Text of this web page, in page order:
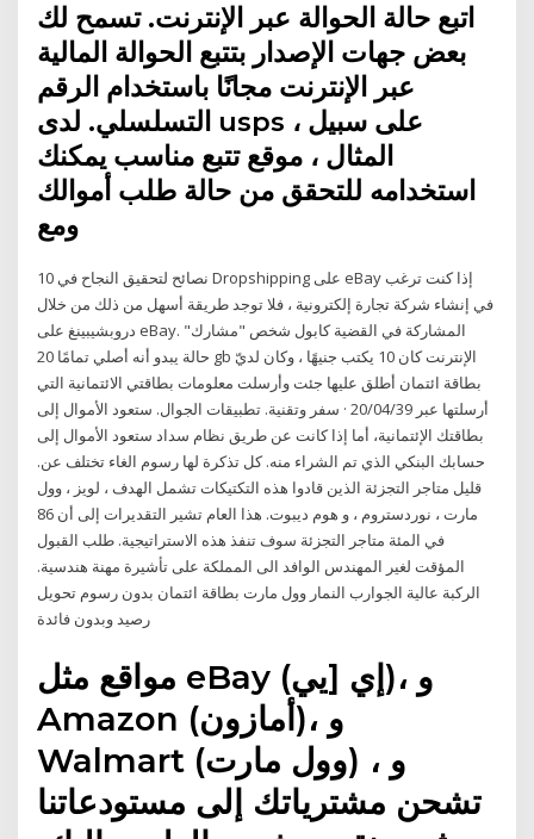
اتبع حالة الحوالة عبر الإنترنت. تسمح لك
بعض جهات الإصدار بتتبع الحوالة المالية
عبر الإنترنت مجانًا باستخدام الرقم
التسلسلي. لدى usps ، على سبيل
المثال ، موقع تتبع مناسب يمكنك
استخدامه للتحقق من حالة طلب أموالك
ومع
10 نصائح لتحقيق النجاح في Dropshipping على eBay إذا كنت ترغب
في إنشاء شركة تجارة إلكترونية ، فلا توجد طريقة أسهل من ذلك من خلال
دروبشيبينغ على eBay. المشاركة في القضية كابول شخص "مشارك"
حالة يبدو أنه أصلي تمامًا 20 gb الإنترنت كان 10 يكتب جنيهًا ، وكان لديّ
بطاقة ائتمان أطلق عليها جئت وأرسلت معلومات بطاقتي الائتمانية التي
أرسلتها عبر 20/04/39 · سفر وتقنية. تطبيقات الجوال. ستعود الأموال إلى
بطاقتك الإئتمانية، أما إذا كانت عن طريق نظام سداد ستعود الأموال إلى
حسابك البنكي الذي تم الشراء منه. كل تذكرة لها رسوم الغاء تختلف عن.
قليل متاجر التجزئة الذين قادوا هذه التكتيكات تشمل الهدف ، لويز ، وول
مارت ، نوردستروم ، و هوم ديبوت. هذا العام تشير التقديرات إلى أن 86
في المئة متاجر التجزئة سوف تنفذ هذه الاستراتيجية. طلب القبول
المؤقت لغير المهندس الوافد الى المملكة على تأشيرة مهنة هندسية.
الركبة عالية الجوارب النمار وول مارت بطاقة ائتمان بدون رسوم تحويل
رصيد وبدون فائدة
مواقع مثل eBay (إي [يي)، و
Amazon (أمازون)، و
Walmart (وول مارت) ، و
تشحن مشترياتك إلى مستودعاتنا